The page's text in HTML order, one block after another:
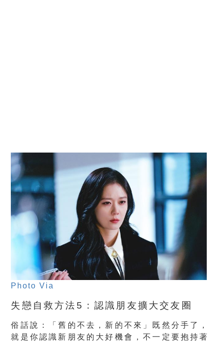
Photo Via
失戀自救方法5：認識朋友擴大交友圈
俗話說：「舊的不去，新的不來」既然分手了，
就是你認識新朋友的大好機會，不一定要抱持著